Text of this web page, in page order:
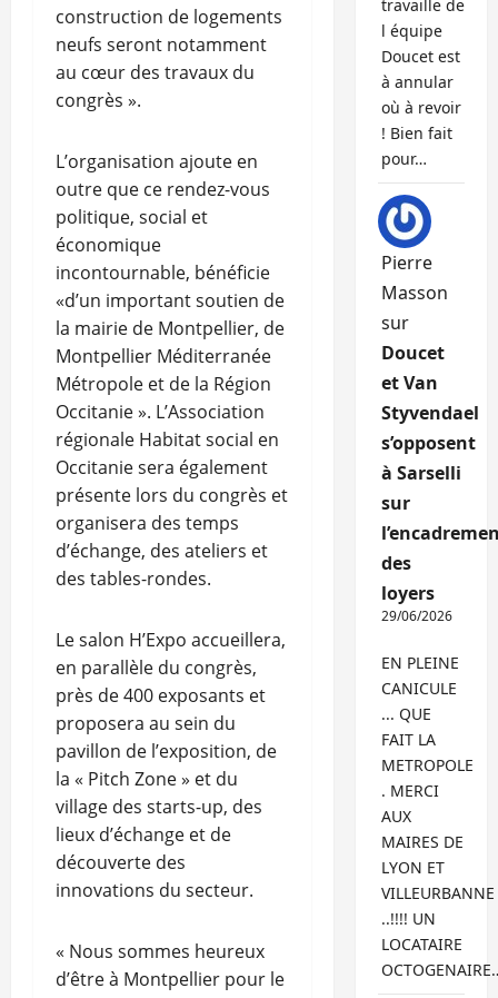
construction de logements
neufs seront notamment
au cœur des travaux du
congrès ».
L’organisation ajoute en
outre que ce rendez-vous
politique, social et
économique
incontournable, bénéficie
«d’un important soutien de
la mairie de Montpellier, de
Montpellier Méditerranée
Métropole et de la Région
Occitanie ». L’Association
régionale Habitat social en
Occitanie sera également
présente lors du congrès et
organisera des temps
d’échange, des ateliers et
des tables-rondes.
Le salon H’Expo accueillera,
en parallèle du congrès,
près de 400 exposants et
proposera au sein du
pavillon de l’exposition, de
la « Pitch Zone » et du
village des starts-up, des
lieux d’échange et de
découverte des
innovations du secteur.
« Nous sommes heureux
d’être à Montpellier pour le
travaille de
l équipe
Doucet est
à annular
où à revoir
! Bien fait
pour…
Pierre
Masson
sur
Doucet
et Van
Styvendael
s’opposent
à Sarselli
sur
des
loyers
29/06/2026
EN PLEINE
CANICULE
... QUE
FAIT LA
METROPOLE
. MERCI
AUX
MAIRES DE
LYON ET
VILLEURBANNE
..!!!! UN
LOCATAIRE